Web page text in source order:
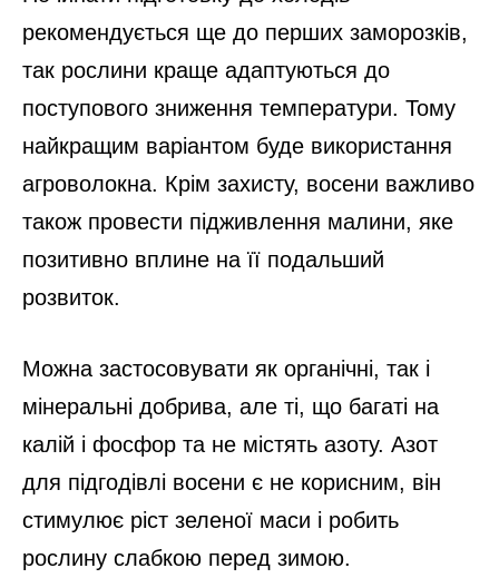
рекомендується ще до перших заморозків,
так рослини краще адаптуються до
поступового зниження температури. Тому
найкращим варіантом буде використання
агроволокна. Крім захисту, восени важливо
також провести підживлення малини, яке
позитивно вплине на її подальший
розвиток.
Можна застосовувати як органічні, так і
мінеральні добрива, але ті, що багаті на
калій і фосфор та не містять азоту. Азот
для підгодівлі восени є не корисним, він
стимулює ріст зеленої маси і робить
рослину слабкою перед зимою.